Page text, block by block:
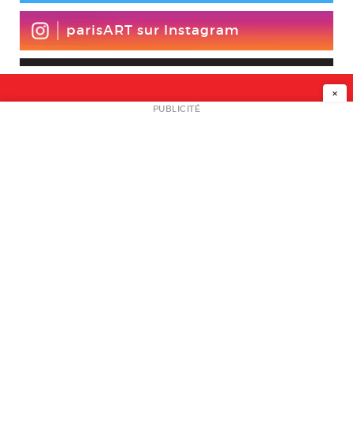
parisART sur Instagram
NEWSLETTER
×
PUBLICITÉ